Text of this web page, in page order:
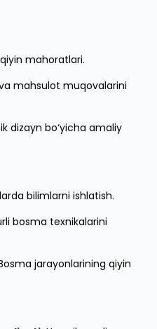
mahoratlari.
mahsulot muqovalarini
dizayn bo‘yicha amaliy
bilimlarni ishlatish.
bosma texnikalarini
jarayonlarining qiyin